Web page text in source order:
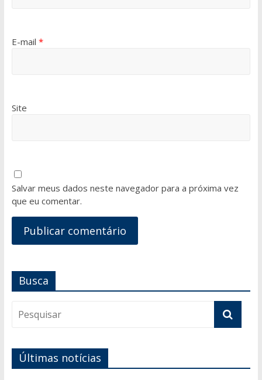
E-mail *
Site
Salvar meus dados neste navegador para a próxima vez
que eu comentar.
Busca
Últimas notícias